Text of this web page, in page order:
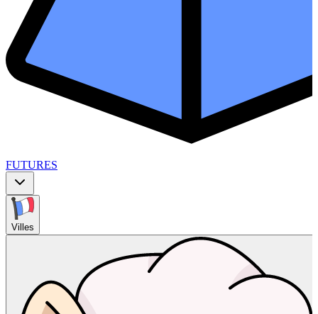
FUTURES
Villes